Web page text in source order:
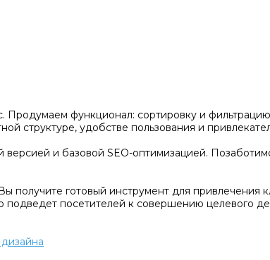
функционал: сортировку и
структуре, удобстве пользования и
и базовой SEO-оптимизацией.
получите готовый инструмент для привлечения
подведет посетителей к совершению целевого